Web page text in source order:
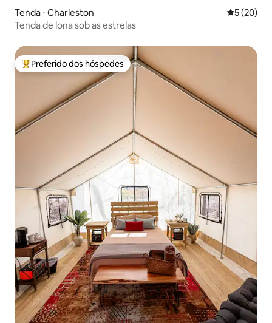
Tenda ⋅ Charleston 5 de uma
5 (20)
Tenda de lona sob as estrelas
Entre os melhores preferidos dos hóspedes
Preferido dos hóspedes